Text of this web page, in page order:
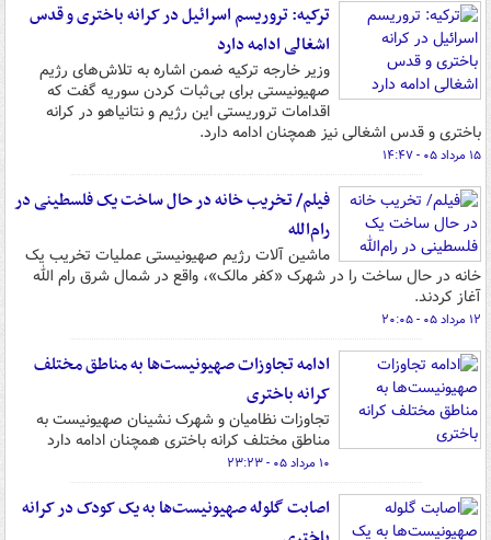
ترکیه: تروریسم اسرائیل در کرانه باختری و قدس
اشغالی ادامه دارد
وزیر خارجه ترکیه ضمن اشاره به تلاش‌های رژیم
صهیونیستی برای بی‌ثبات کردن سوریه گفت که
اقدامات تروریستی این رژیم و نتانیاهو در کرانه
باختری و قدس اشغالی نیز همچنان ادامه دارد.
۱۵ مرداد ۰۵ - ۱۴:۴۷
فیلم/ تخریب خانه در حال ساخت یک فلسطینی در
رام‌الله
ماشین‌ آلات رژیم صهیونیستی عملیات تخریب یک
خانه در حال ساخت را در شهرک «کفر مالک»، واقع در شمال‌ شرق رام‌ الله
آغاز کردند.
۱۲ مرداد ۰۵ - ۲۰:۰۵
ادامه تجاوزات صهیونیست‌ها به مناطق مختلف
کرانه باختری
تجاوزات نظامیان و شهرک نشینان صهیونیست به
مناطق مختلف کرانه باختری همچنان ادامه دارد
۱۰ مرداد ۰۵ - ۲۳:۲۳
اصابت گلوله صهیونیست‌ها به یک کودک در کرانه